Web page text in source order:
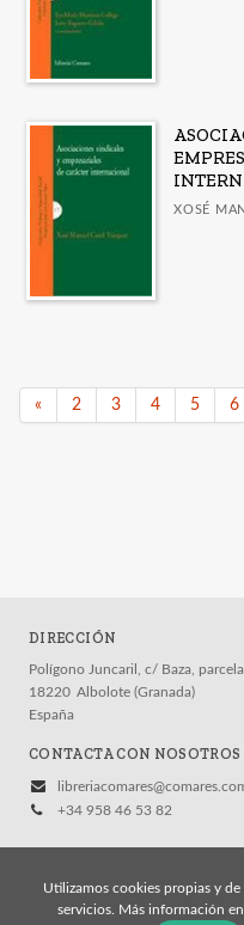
XOSÉ
« 2 3 4 5 6
DIRECCIÓN
Polígono Juncaril, c/ Baza,
18220 Albolote (Granada)
España
CONTACTA CON NOSOTROS
+34 958 46 53 82
© 2026,
Utilizamos cookies propias y
servicios. Más información